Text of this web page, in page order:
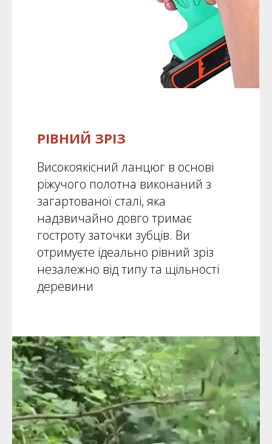
РІВНИЙ ЗРІЗ
Високоякісний ланцюг в основі
ріжучого полотна виконаний з
загартованої сталі, яка
надзвичайно довго тримає
гостроту заточки зубців. Ви
отримуєте ідеально рівний зріз
незалежно від типу та щільності
деревини